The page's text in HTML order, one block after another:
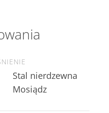
Mosiądz